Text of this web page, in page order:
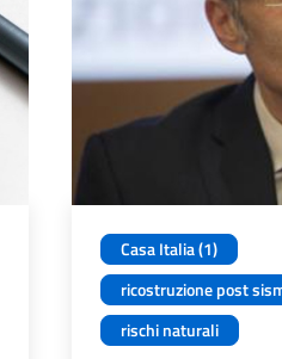
Casa Italia (1)
ricostruzione post
rischi naturali